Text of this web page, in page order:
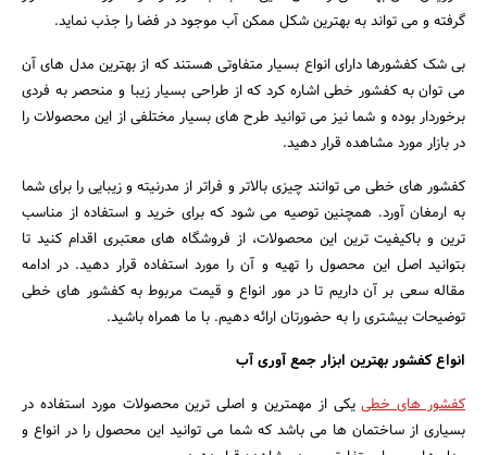
جستجو
گرفته و می تواند به بهترین شکل ممکن آب موجود در فضا را جذب نماید.
بی شک کفشورها دارای انواع بسیار متفاوتی هستند که از بهترین مدل های آن
می توان به کفشور خطی اشاره کرد که از طراحی بسیار زیبا و منحصر به فردی
برخوردار بوده و شما نیز می توانید طرح های بسیار مختلفی از این محصولات را
در بازار مورد مشاهده قرار دهید.
کفشور های خطی می توانند چیزی بالاتر و فراتر از مدرنیته و زیبایی را برای شما
به ارمغان آورد. همچنین توصیه می شود که برای خرید و استفاده از مناسب
ترین و باکیفیت ترین این محصولات، از فروشگاه های معتبری اقدام کنید تا
بتوانید اصل این محصول را تهیه و آن را مورد استفاده قرار دهید. در ادامه
مقاله سعی بر آن داریم تا در مور انواع و قیمت مربوط به کفشور های خطی
توضیحات بیشتری را به حضورتان ارائه دهیم. با ما همراه باشید.
انواع کفشور بهترین ابزار جمع آوری آب
کفشور های خطییکی از مهمترین و اصلی ترین محصولات مورد استفاده در
بسیاری از ساختمان ها می باشد که شما می توانید این محصول را در انواع و